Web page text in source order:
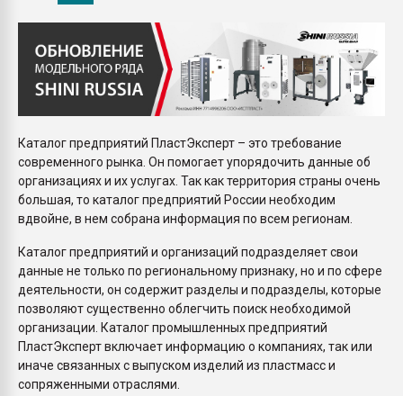
Каталог предприятий ПластЭксперт – это требование
современного рынка. Он помогает упорядочить данные об
организациях и их услугах. Так как территория страны очень
большая, то каталог предприятий России необходим
вдвойне, в нем собрана информация по всем регионам.
Каталог предприятий и организаций подразделяет свои
данные не только по региональному признаку, но и по сфере
деятельности, он содержит разделы и подразделы, которые
позволяют существенно облегчить поиск необходимой
организации. Каталог промышленных предприятий
ПластЭксперт включает информацию о компаниях, так или
иначе связанных с выпуском изделий из пластмасс и
сопряженными отраслями.